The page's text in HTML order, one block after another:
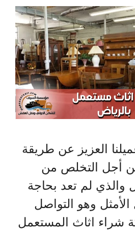
العزيز عن طريقة
أجل التخلص من
والذي لم تعد بحاجة
الأمثل وهو التواصل
شراء اثاث المستعمل